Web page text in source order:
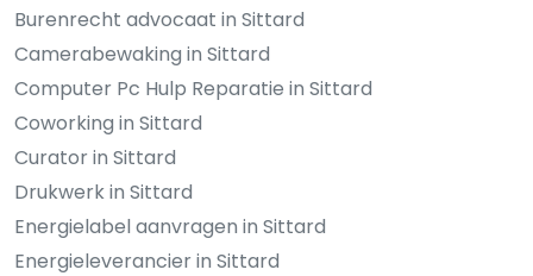
Burenrecht advocaat in Sittard
Camerabewaking in Sittard
Computer Pc Hulp Reparatie in Sittard
Coworking in Sittard
Curator in Sittard
Drukwerk in Sittard
Energielabel aanvragen in Sittard
Energieleverancier in Sittard